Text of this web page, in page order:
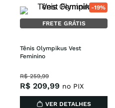
-19%
FRETE GRÁTIS
Tênis Olympikus Vest
Feminino
R$ 259,99
R$ 209,99 no PIX
VER DETALHES